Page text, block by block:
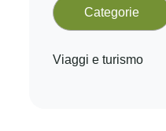
Categorie
Viaggi e turismo